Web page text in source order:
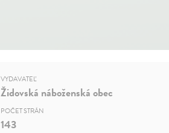
VYDAVATEĽ
Židovská náboženská obec
POČET STRÁN
143